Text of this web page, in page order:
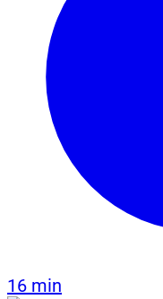
16 min